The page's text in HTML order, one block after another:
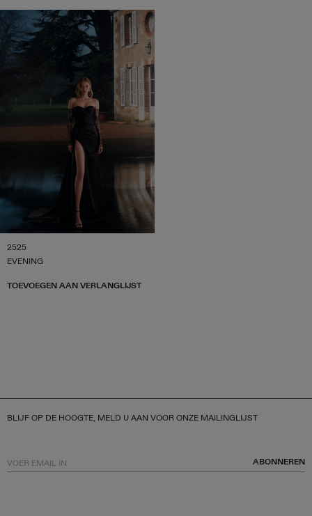
2525
EVENING
TOEVOEGEN AAN VERLANGLIJST
BLIJF OP DE HOOGTE, MELD U AAN VOOR ONZE MAILINGLIJST
ABONNEREN